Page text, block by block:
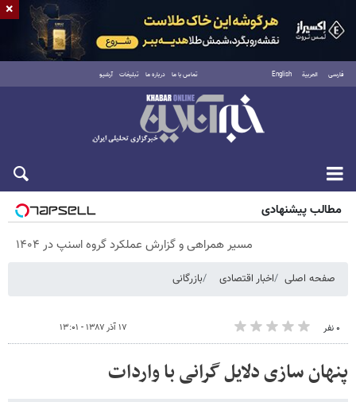
فارسی العربية English تماس با ما درباره ما تبلیغات آرشیو
پنجشنبه ۱۵ مرداد ۱۴۰۵
مطالب پیشنهادی
مسیر همراهی و گزارش عملکرد گروه اسنپ در ۱۴۰۴
صفحه اصلی اخبار اقتصادی بازرگانی
۰ نفر ۱۷ آذر ۱۳۸۷ - ۱۳:۰۱
پنهان سازی دلایل گرانی با واردات
×